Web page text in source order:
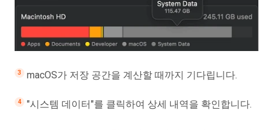
macOS가 저장 공간을 계산할 때까지 기다립니다.
"시스템 데이터"를 클릭하여 상세 내역을 확인합니다.